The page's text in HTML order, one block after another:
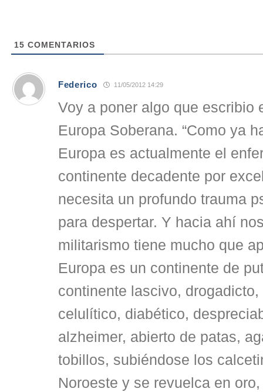
15 COMENTARIOS
Federico 11/05/2012 14:29
Voy a poner algo que escribio
Europa Soberana. “Como ya
Europa es actualmente el
continente decadente por
necesita un profundo trauma
para despertar. Y hacia ahí
militarismo tiene mucho que
Europa es un continente de
continente lascivo,
celulítico, diabético,
alzheimer, abierto de patas,
tobillos, subiéndose los
Noroeste y se revuelca en